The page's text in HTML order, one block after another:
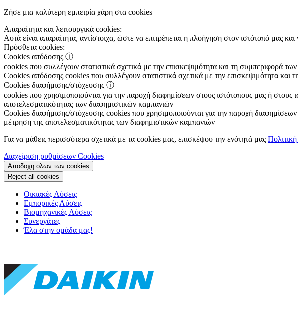
Ζήσε μια καλύτερη εμπειρία χάρη στα cookies
Απαραίτητα και λειτουργικά cookies:
Αυτά είναι απαραίτητα, αντίστοιχα, ώστε να επιτρέπεται η πλοήγηση στον ιστότοπό μας
Πρόσθετα cookies:
Cookies απόδοσης ⓘ
cookies που συλλέγουν στατιστικά σχετικά με την επισκεψιμότητα και τη συμπεριφορά
Cookies απόδοσης cookies που συλλέγουν στατιστικά σχετικά με την επισκεψιμότητα
Cookies διαφήμισης/στόχευσης ⓘ
cookies που χρησιμοποιούνται για την παροχή διαφημίσεων στους ιστότοπους μας ή στους
αποτελεσματικότητας των διαφημιστικών καμπανιών
Cookies διαφήμισης/στόχευσης cookies που χρησιμοποιούνται για την παροχή
μέτρηση της αποτελεσματικότητας των διαφημιστικών καμπανιών
Για να μάθεις περισσότερα σχετικά με τα cookies μας, επισκέψου την ενότητά μας
Διαχείριση ρυθμίσεων Cookies
Αποδοχη ολων των cookies
Reject all cookies
Οικιακές Λύσεις
Εμπορικές Λύσεις
Βιομηχανικές Λύσεις
Συνεργάτες
Έλα στην ομάδα μας!